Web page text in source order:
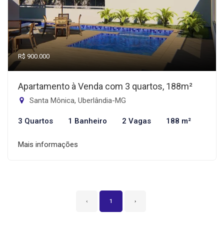
R$ 900.000
Apartamento à Venda com 3 quartos, 188m²
Santa Mônica, Uberlândia-MG
3 Quartos 1 Banheiro 2 Vagas 188 m²
Mais informações
‹ 1 ›